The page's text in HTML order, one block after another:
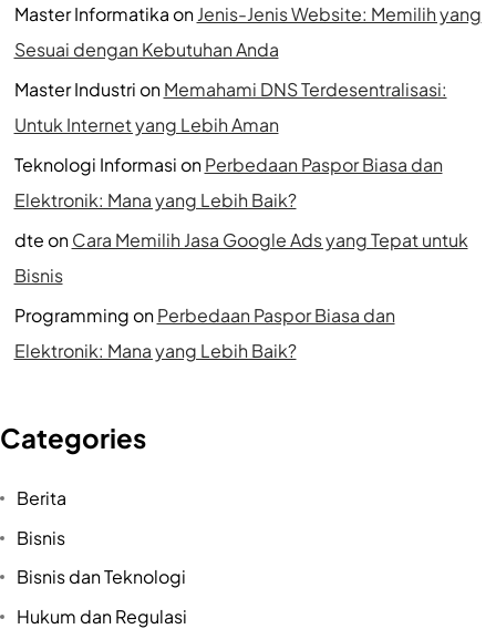
Master Informatika onJenis-Jenis Website: Memilih yang
Sesuai dengan Kebutuhan Anda
Master Industri onMemahami DNS Terdesentralisasi:
Untuk Internet yang Lebih Aman
Teknologi Informasi onPerbedaan Paspor Biasa dan
Elektronik: Mana yang Lebih Baik?
dte onCara Memilih Jasa Google Ads yang Tepat untuk
Bisnis
Programming onPerbedaan Paspor Biasa dan
Elektronik: Mana yang Lebih Baik?
Categories
Berita
Bisnis
Bisnis dan Teknologi
Hukum dan Regulasi